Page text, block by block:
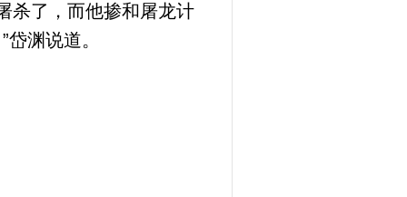
杀了，而他掺和屠龙计
渊说道。